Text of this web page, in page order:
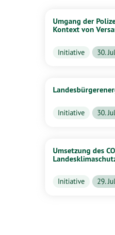
Umgang der
Kontext von
Initiative 30.
Initiative 30.
Umsetzung des
Initiative 29.